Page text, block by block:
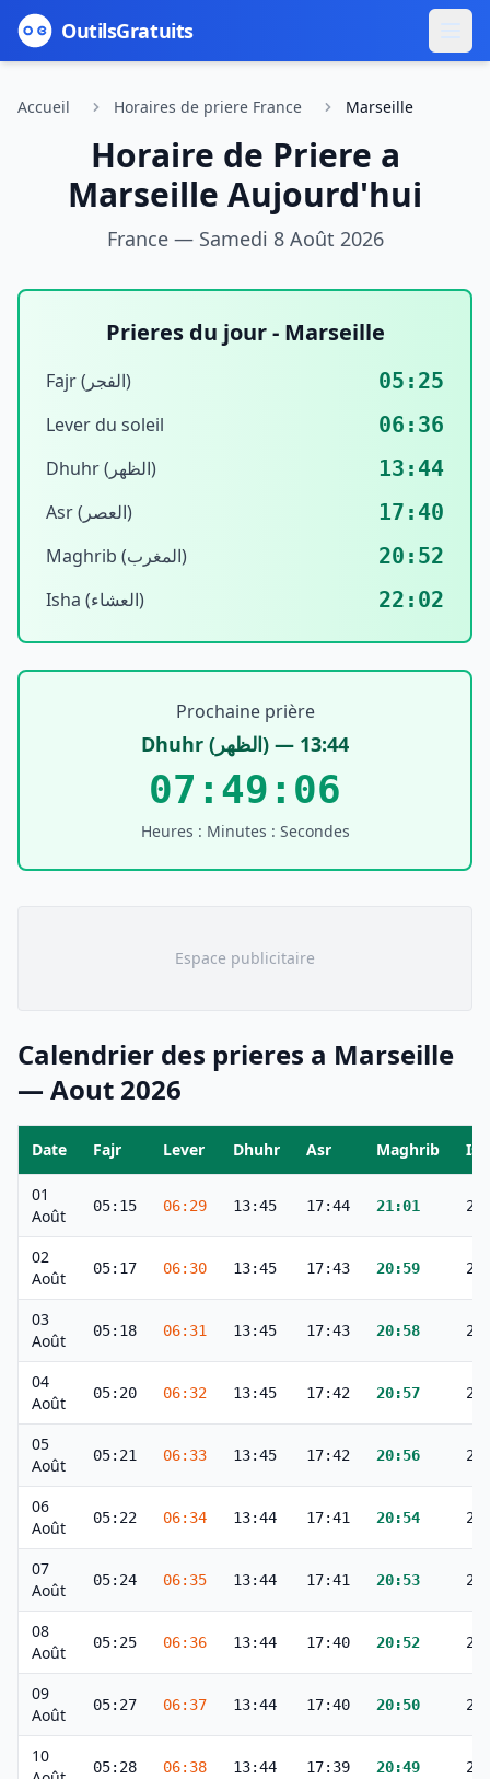
OutilsGratuits
Accueil Horaires de priere France Marseille
Horaire de Priere a
Marseille Aujourd'hui
France — Samedi 8 Août 2026
Prieres du jour - Marseille
Fajr (الفجر) 05:25
Lever du soleil 06:36
Dhuhr (الظهر) 13:44
Asr (العصر) 17:40
Maghrib (المغرب) 20:52
Isha (العشاء) 22:02
Prochaine prière
Dhuhr ( الظهر) — 13:44
07:49:06
Heures : Minutes : Secondes
Espace publicitaire
Calendrier des prieres a Marseille
— Aout 2026
Date Fajr Lever Dhuhr Asr Maghrib
01
Août
05:15 06:29 13:45 17:44 21:01
02
Août
05:17 06:30 13:45 17:43 20:59
03
Août
05:18 06:31 13:45 17:43 20:58
04
Août
05:20 06:32 13:45 17:42 20:57
05
Août
05:21 06:33 13:45 17:42 20:56
06
Août
05:22 06:34 13:44 17:41 20:54
07
Août
05:24 06:35 13:44 17:41 20:53
08
Août
05:25 06:36 13:44 17:40 20:52
09
Août
05:27 06:37 13:44 17:40 20:50
10
05:28 06:38 13:44 17:39 20:49